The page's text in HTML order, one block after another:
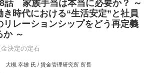
話 家族手当は本当に必要か？ ～
き時代における“生活安定”と社員
リレーションシップをどう再定義
か ～
決定の定石
大槻 幸雄 氏 / 賃金管理研究所 所長